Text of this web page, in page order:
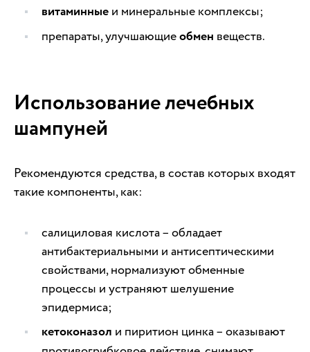
витаминные и минеральные комплексы;
препараты, улучшающиеобмен веществ.
Использование лечебных
шампуней
Рекомендуются средства, в состав которых входят
такие компоненты, как:
салициловая кислота – обладает
антибактериальными и антисептическими
свойствами, нормализуют обменные
процессы и устраняют шелушение
эпидермиса;
кетоконазол и пиритион цинка – оказывают